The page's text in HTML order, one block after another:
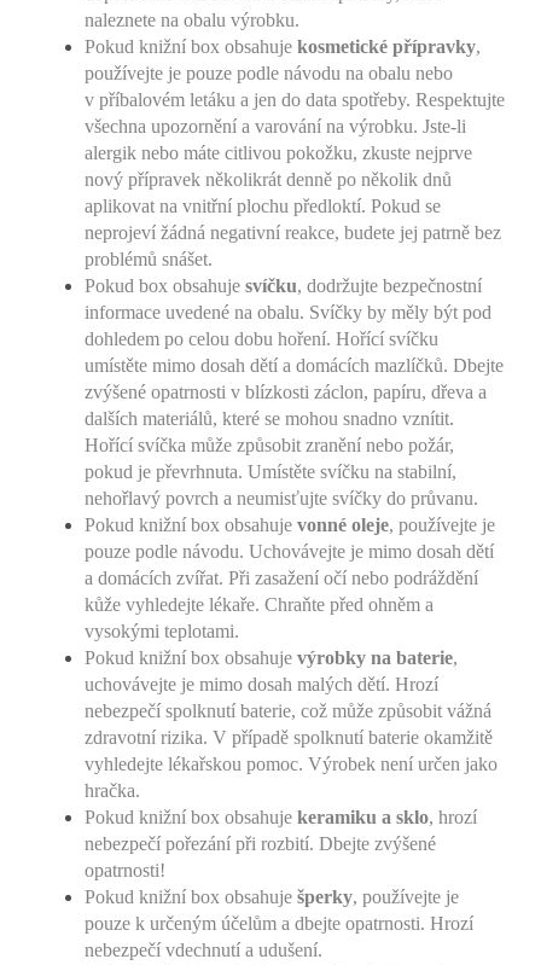
naleznete na obalu výrobku.
Pokud knižní box obsahuje kosmetické přípravky,
používejte je pouze podle návodu na obalu nebo
v příbalovém letáku a jen do data spotřeby. Respektujte
všechna upozornění a varování na výrobku. Jste-li
alergik nebo máte citlivou pokožku, zkuste nejprve
nový přípravek několikrát denně po několik dnů
aplikovat na vnitřní plochu předloktí. Pokud se
neprojeví žádná negativní reakce, budete jej patrně bez
problémů snášet.
Pokud box obsahuje svíčku, dodržujte bezpečnostní
informace uvedené na obalu. Svíčky by měly být pod
dohledem po celou dobu hoření. Hořící svíčku
umístěte mimo dosah dětí a domácích mazlíčků. Dbejte
zvýšené opatrnosti v blízkosti záclon, papíru, dřeva a
dalších materiálů, které se mohou snadno vznítit.
Hořící svíčka může způsobit zranění nebo požár,
pokud je převrhnuta. Umístěte svíčku na stabilní,
nehořlavý povrch a neumisťujte svíčky do průvanu.
Pokud knižní box obsahuje vonné oleje, používejte je
pouze podle návodu. Uchovávejte je mimo dosah dětí
a domácích zvířat. Při zasažení očí nebo podráždění
kůže vyhledejte lékaře. Chraňte před ohněm a
vysokými teplotami.
Pokud knižní box obsahuje výrobky na baterie,
uchovávejte je mimo dosah malých dětí. Hrozí
nebezpečí spolknutí baterie, což může způsobit vážná
zdravotní rizika. V případě spolknutí baterie okamžitě
vyhledejte lékařskou pomoc. Výrobek není určen jako
hračka.
Pokud knižní box obsahuje keramiku a sklo, hrozí
nebezpečí pořezání při rozbití. Dbejte zvýšené
opatrnosti!
Pokud knižní box obsahuje šperky, používejte je
pouze k určeným účelům a dbejte opatrnosti. Hrozí
nebezpečí vdechnutí a udušení.